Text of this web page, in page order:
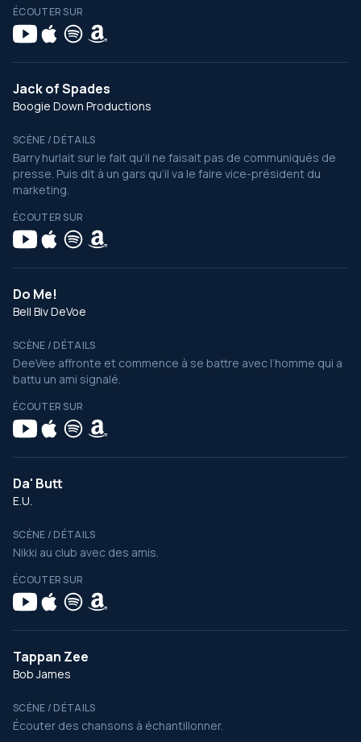
ÉCOUTER SUR
Jack of Spades
Boogie Down Productions
SCÈNE / DÉTAILS
Barry hurlait sur le fait qu’il ne faisait pas de communiqués de
presse. Puis dit à un gars qu’il va le faire vice-président du
marketing.
ÉCOUTER SUR
Do Me!
Bell Biv DeVoe
SCÈNE / DÉTAILS
DeeVee affronte et commence à se battre avec l’homme qui a
battu un ami signalé.
ÉCOUTER SUR
Da' Butt
E.U.
SCÈNE / DÉTAILS
Nikki au club avec des amis.
ÉCOUTER SUR
Tappan Zee
Bob James
SCÈNE / DÉTAILS
Écouter des chansons à échantillonner.